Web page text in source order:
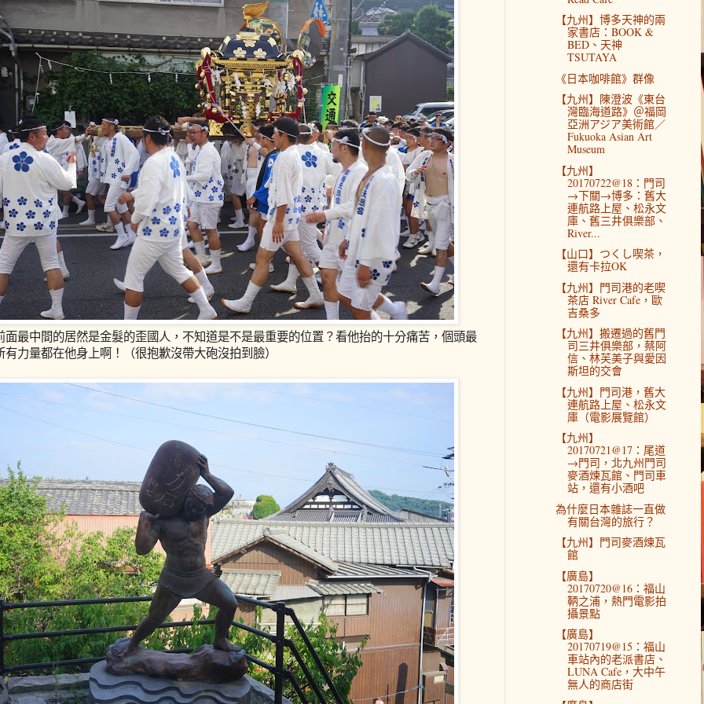
面最中間的居然是金髮的歪國人，不知道是不是最重要的位置？看他抬的十分痛苦，個頭最
有力量都在他身上啊！（很抱歉沒帶大砲沒拍到臉）
【九州】博多天神的兩
家書店：BOOK &
BED、天神
TSUTAYA
《日本咖啡館》群像
【九州】陳澄波《東台
灣臨海道路》＠福岡
亞洲アジア美術館／
Fukuoka Asian Art
Museum
【九州】
20170722@18：門司
→下關→博多：舊大
連航路上屋、松永文
庫、舊三井俱樂部、
River...
【山口】つくし喫茶，
還有卡拉OK
【九州】門司港的老喫
茶店 River Cafe，歐
吉桑多
【九州】搬遷過的舊門
司三井俱樂部，蔡阿
信、林芙美子與愛因
斯坦的交會
【九州】門司港，舊大
連航路上屋、松永文
庫（電影展覽館）
【九州】
20170721@17：尾道
→門司，北九州門司
麥酒煉瓦館、門司車
站，還有小酒吧
為什麼日本雜誌一直做
有關台灣的旅行？
【九州】門司麥酒煉瓦
館
【廣島】
20170720@16：福山
鞆之浦，熱門電影拍
攝景點
【廣島】
20170719@15：福山
車站內的老派書店、
LUNA Cafe，大中午
無人的商店街